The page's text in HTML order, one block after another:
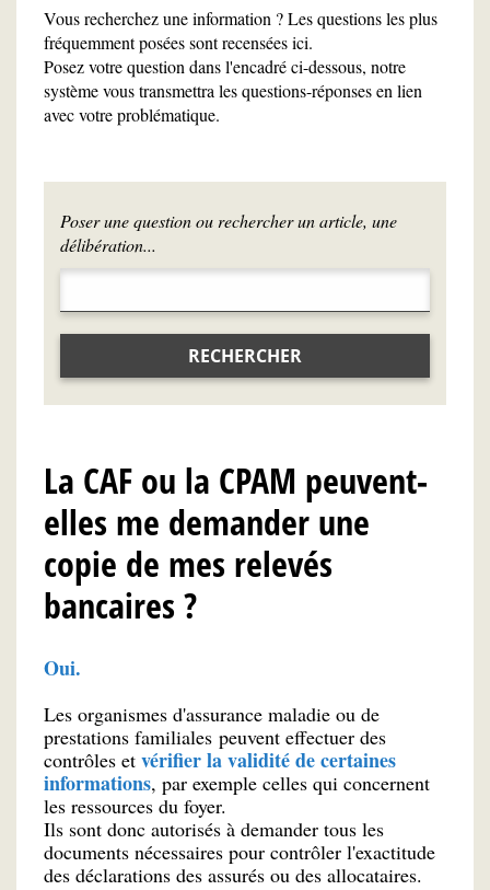
Vous recherchez une information ? Les questions les plus
fréquemment posées sont recensées ici.
Posez votre question dans l'encadré ci-dessous, notre
système vous transmettra les questions-réponses en lien
avec votre problématique.
Poser une question ou rechercher un article, une
délibération...
RECHERCHER
La CAF ou la CPAM peuvent-
elles me demander une
copie de mes relevés
bancaires ?
Oui.
Les organismes d'assurance maladie ou de
prestations familiales peuvent effectuer des
contrôles et vérifier la validité de certaines
informations, par exemple celles qui concernent
les ressources du foyer.
Ils sont donc autorisés à demander tous les
documents nécessaires pour contrôler l'exactitude
des déclarations des assurés ou des allocataires.